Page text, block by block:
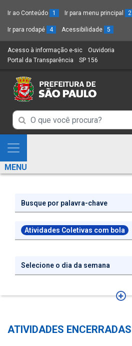
Ir ao Conteúdo 1 Ir para menu principal 2
Ir para rodapé 4 Acessibilidade 5
Acesso à informação e-sic (Link
para
novo
sítio)
Ouvidoria
Portal da Transparência (Link
um
novo
SP 156
Campo
de
Busca
de
Campo
de
de
informações
Mostra
e
Esconde
Menu
MENU
Atividades Coletivas com bola
Selecione o dia da semana
ATIVIDADES ENCERRADAS